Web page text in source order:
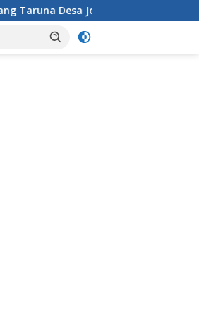
menggelar aksi penataan dan